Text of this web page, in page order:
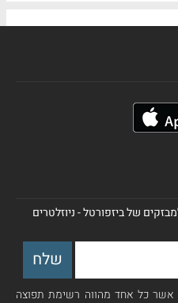
של ביזפורטל - ניוזלטרים
אשר כל אחד מהווה רשימת תפוצה